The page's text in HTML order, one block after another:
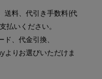
送料、代引き手数料(代
払いください。
、代金引換、
りお選びいただけま